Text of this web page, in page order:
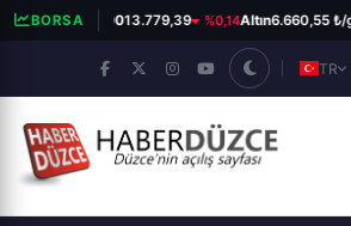
BORSABIST 10013.779,39 %0,14Altın6.660,55 ₺/
TR